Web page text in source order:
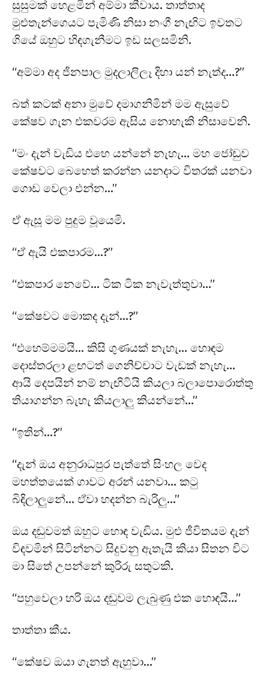
සුසුමක් හෙළමින් අම්මා කීවාය. තාත්තාද
මුළුතැන්ගෙයට පැමිණි නිසා නංගී නැඟිට ඉවතට
ගියේ ඔහුට හිඳගැනීමට ඉඩ සලසමිනි.
“අම්මා අද ජිනපාල මුදලාලිලෑ දිහා යන් නැත්ද…?”
බත් කටක් අනා මුවේ දමාගනිමින් මම ඇසුවේ
කේෂව ගැන එකවරම ඇසිය නොහැකි නිසාවෙනි.
“මං දැන් වැඩිය එහෙ යන්නේ නැහැ… මහ ජෝඩුව
කේෂවට බෙහෙත් කරන්න යනදාට විතරක් යනවා
ගොඩ වෙලා එන්න…”
ඒ ඇසූ මම පුදුම වූයෙමි.
“ඒ ඇයි එකපාරම…?”
“එකපාර නෙවේ… ටික ටික නැවැත්තුවා…”
“කේෂවට මොකද දැන්…?”
“එහෙම්මමයි… කිසි ගුණයක් නැහැ… හොඳම
දොස්තරලා ළඟටත් ගෙනිච්චාට වැඩක් නැහැ…
ආයි දෙපයින් නම් නැඟිටියි කියලා බලාපොරොත්තු
තියාගන්න බැහැ කියලාලු කියන්නේ…”
“ඉතින්…?”
“දැන් ඔය අනුරාධපුර පැත්තේ සිංහල වෙද
මහත්තයෙක් ගාවට අරන් යනවා… කටු
බිඳිලාලුනේ… ඒවා හදන්න බැරිලු…”
ඔය දඬුවමත් ඔහුට හොඳ වැඩිය. මුළු ජීවිතයම දැන්
විඳවමින් සිටින්නට සිදුවනු ඇතැයි කියා සිතන විට
මා සිතේ උපන්නේ කුරිරු සතුටකි.
“පහුවෙලා හරි ඔය දඬුවම ලැබුණු එක හොඳයි…”
තාත්තා කීය.
“කේෂව ඔයා ගැනත් ඇහුවා…”